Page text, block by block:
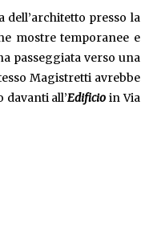
presso la
mostre temporanee e
passeggiata verso una
Magistretti avrebbe
all’Edificio in Via